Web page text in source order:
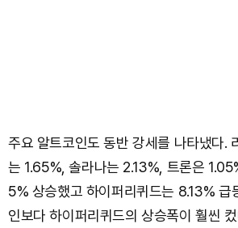
주요 알트코인도 동반 강세를 나타냈다.
는 1.65%, 솔라나는 2.13%, 트론은
5% 상승했고 하이퍼리퀴드는 8.13% 급
인보다 하이퍼리퀴드의 상승폭이 훨씬